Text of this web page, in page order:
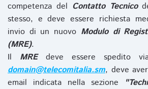
competenza del Contatto Tecnico
stesso, e deve essere richiesta
invio di un nuovo Modulo di
(MRE).
Il MREdeve essere spedito
domain@telecomitalia.sm, deve
email indicata nella sezione